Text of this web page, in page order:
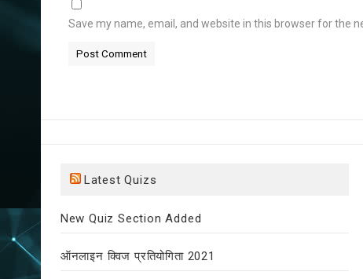
Save my name, email, and website in this browser for the
Latest Quizs
New Quiz Section Added
ऑनलाइन क्विज प्रतियोगिता 2021